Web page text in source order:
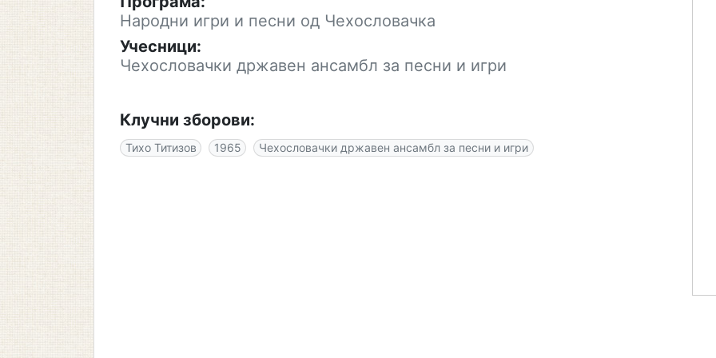
Народни игри и песни од Чехословачка
Учесници:
Чехословачки државен ансамбл за песни и игри
Клучни зборови:
Тихо Титизов 1965 Чехословачки државен ансамбл за песни и игри